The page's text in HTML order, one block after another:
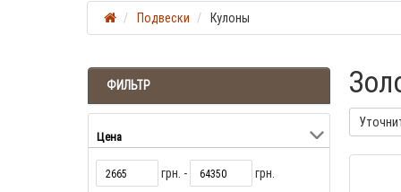
Подвески Кулоны
ФИЛЬТР
Цена
грн. - грн.